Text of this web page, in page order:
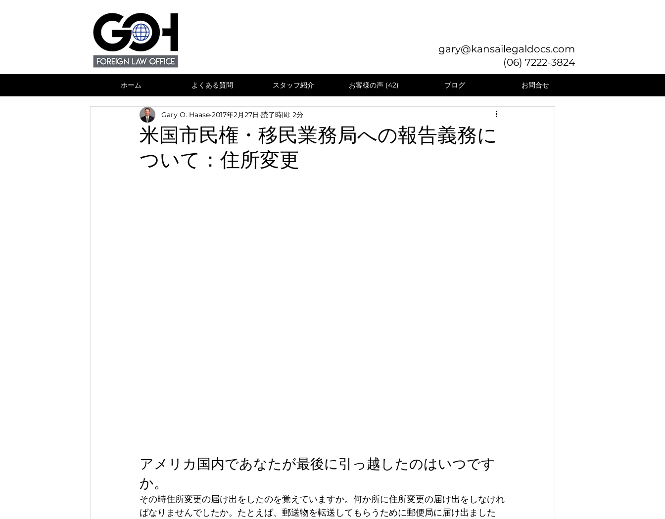
gary@kansailegaldocs.com
(06) 7222-3824
ホーム よくある質問 スタッフ紹介 お客様の声 (42) ブログ お問合せ
米国市民権・移民業務局への報告義務に
ついて：住所変更
Gary O. Haase 2017年2月27日 読了時間: 2分
アメリカ国内であなたが最後に引っ越したのはいつです
か。
その時住所変更の届け出をしたのを覚えていますか。何か所に住所変更の届け出をしなけれ
ばなりませんでしたか。たとえば、郵送物を転送してもらうために郵便局に届け出ました